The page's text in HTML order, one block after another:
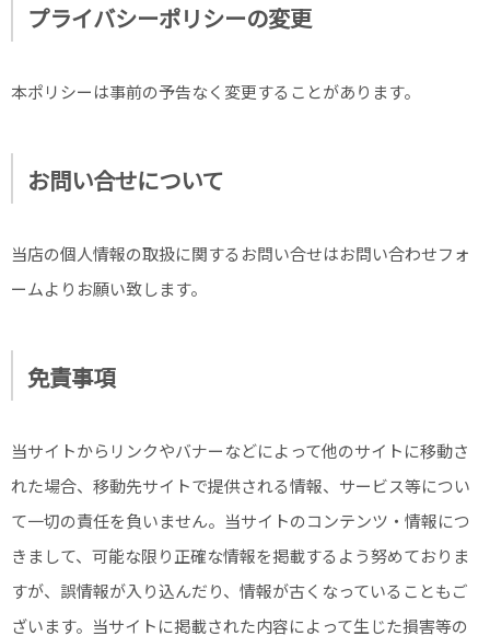
プライバシーポリシーの変更
本ポリシーは事前の予告なく変更することがあります。
お問い合せについて
当店の個人情報の取扱に関するお問い合せはお問い合わせフォ
ームよりお願い致します。
免責事項
当サイトからリンクやバナーなどによって他のサイトに移動さ
れた場合、移動先サイトで提供される情報、サービス等につい
て一切の責任を負いません。当サイトのコンテンツ・情報につ
きまして、可能な限り正確な情報を掲載するよう努めておりま
すが、誤情報が入り込んだり、情報が古くなっていることもご
ざいます。当サイトに掲載された内容によって生じた損害等の